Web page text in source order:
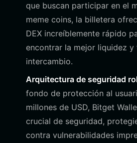
que buscan participar en el
meme coins, la billetera
DEX increíblemente rápido
encontrar la mejor liquidez y
intercambio.
Arquitectura de seguridad
fondo de protección al
millones de USD, Bitget
crucial de seguridad,
contra vulnerabilidades